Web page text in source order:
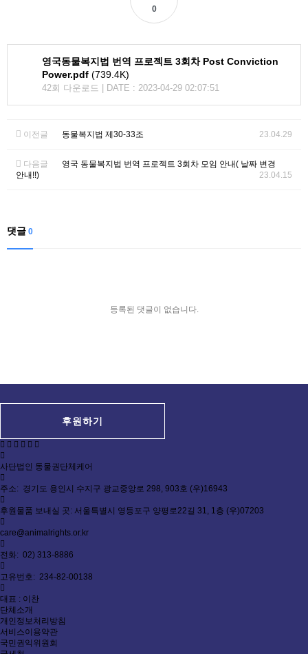
0
영국동물복지법 번역 프로젝트 3회차 Post Conviction
Power.pdf (739.4K)
42회 다운로드 | DATE : 2023-04-29 02:07:51
이전글 동물복지법 제30-33조 23.04.29
다음글
영국 동물복지법 번역 프로젝트 3회차 모임 안내( 날짜 변경
안내!!)
23.04.15
댓글 0
등록된 댓글이 없습니다.
후원하기
사단법인 동물권단체케어
주소: 경기도 용인시 수지구 광교중앙로 298, 903호 (우)16943
후원물품 보내실 곳: 서울특별시 영등포구 양평로22길 31, 1층 (우)07203
care@animalrights.or.kr
전화: 02) 313-8886
고유번호: 234-82-00138
대표 : 이찬
단체소개
개인정보처리방침
서비스이용약관
국민권익위원회